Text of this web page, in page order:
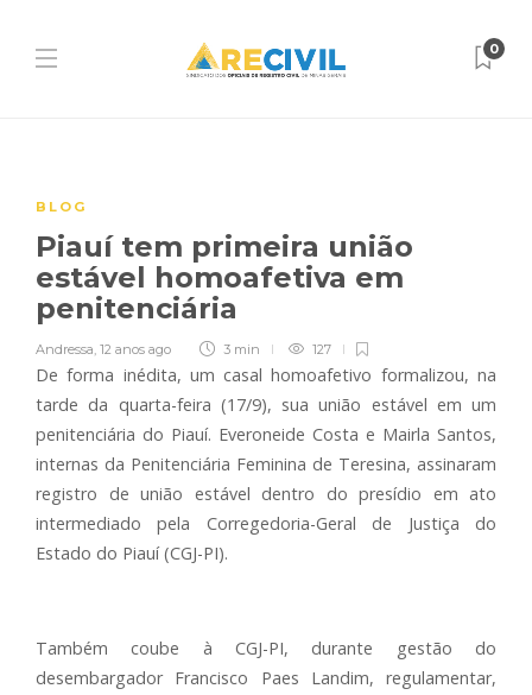
0
BLOG
Piauí tem primeira união
estável homoafetiva em
penitenciária
Andressa, 12 anos ago 3 min 127
De forma inédita, um casal homoafetivo formalizou, na
tarde da quarta-feira (17/9), sua união estável em um
penitenciária do Piauí. Everoneide Costa e Mairla Santos,
internas da Penitenciária Feminina de Teresina, assinaram
registro de união estável dentro do presídio em ato
intermediado pela Corregedoria-Geral de Justiça do
Estado do Piauí (CGJ-PI).
Também coube à CGJ-PI, durante gestão do
desembargador Francisco Paes Landim, regulamentar,